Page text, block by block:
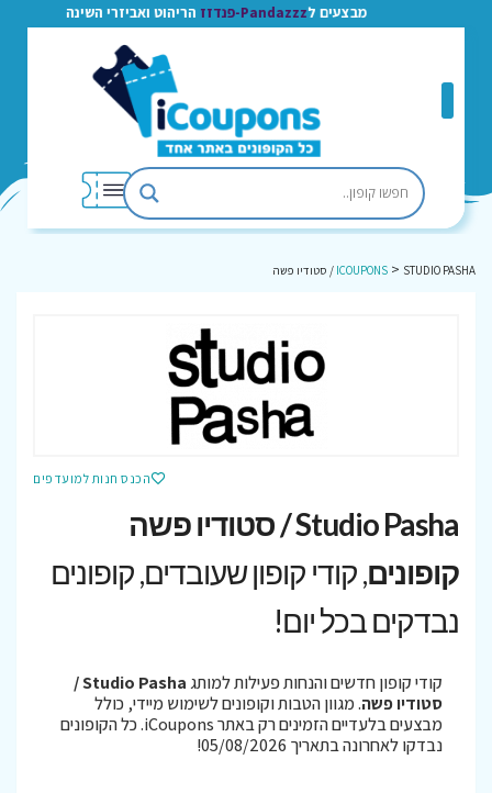
מבצעים לPandazzz-פנדזז הריהוט ואביזרי השינה
ICOUPONS > STUDIO PASHA / סטודיו פשה
הכנס חנות למועדפים
Studio Pasha / סטודיו פשה
קופונים, קודי קופון שעובדים, קופונים
נבדקים בכל יום!
קודי קופון חדשים והנחות פעילות למותג
Studio Pasha /
סטודיו פשה. מגוון הטבות וקופונים לשימוש מיידי, כולל
מבצעים בלעדיים הזמינים רק באתר iCoupons. כל הקופונים
נבדקו לאחרונה בתאריך 05/08/2026!